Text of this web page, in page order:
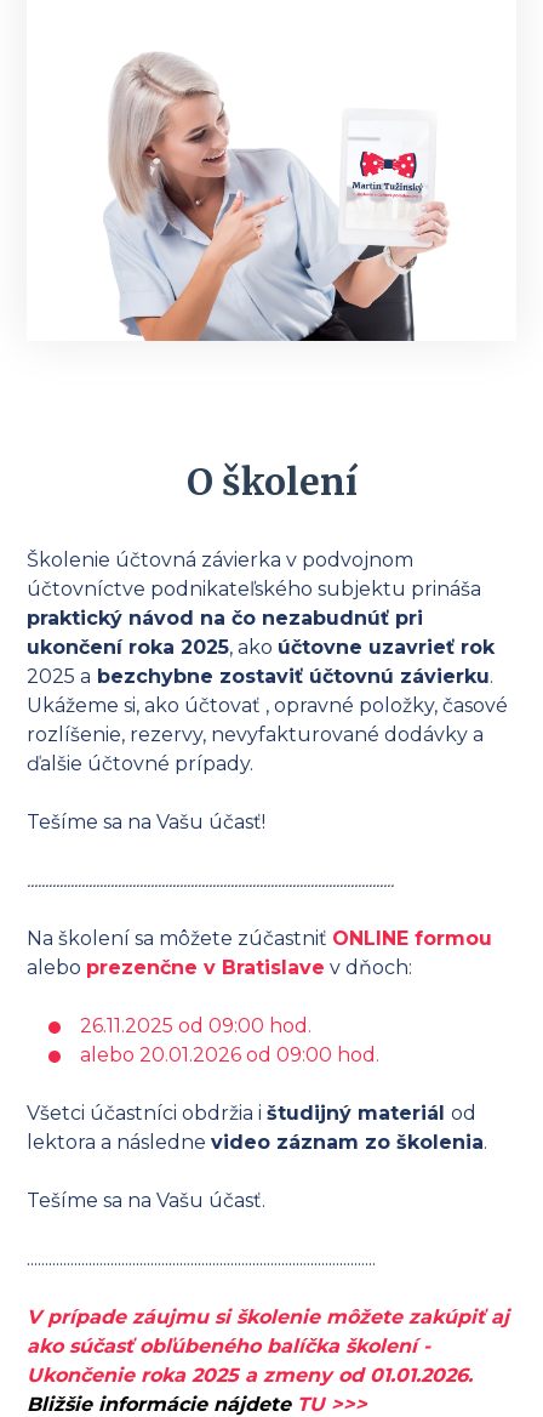
O školení
Školenie účtovná závierka v podvojnom
účtovníctve podnikateľského subjektu prináša
praktický návod na čo nezabudnúť pri
ukončení roka 2025, ako účtovne uzavrieť rok
2025 a bezchybne zostaviť účtovnú závierku.
Ukážeme si, ako účtovať , opravné položky, časové
rozlíšenie, rezervy, nevyfakturované dodávky a
ďalšie účtovné prípady.
Tešíme sa na Vašu účasť!
.....................................................................................................
Na školení sa môžete zúčastniť ONLINE formou
alebo prezenčne v Bratislave v dňoch:
26.11.2025 od 09:00 hod.
alebo 20.01.2026 od 09:00 hod.
Všetci účastníci obdržia ištudijný materiálod
lektora a následnevideo záznam zo školenia.
Tešíme sa na Vašu účasť.
................................................................................................
V prípade záujmu si školenie môžete zakúpiť aj
ako súčasť obľúbeného balíčka školení -
Ukončenie roka 2025 a zmeny od 01.01.2026.
Bližšie informácie nájdeteTU >>>